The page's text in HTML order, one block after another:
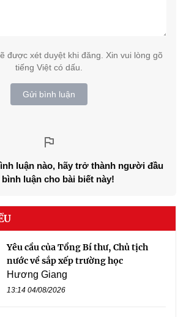
được xét duyệt khi đăng. Xin vui lòng gõ
tiếng Việt có dấu.
Gửi bình luận
luận nào, hãy trở thành người đầu
luận cho bài biết này!
Yêu cầu của Tổng Bí thư, Chủ tịch
nước về sắp xếp trường học
Hương Giang
13:14 04/08/2026